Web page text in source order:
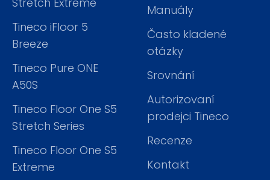
Tineco iFloor 5
Breeze
Tineco Pure ONE
A50S
Tineco Floor One S5
Stretch Series
Tineco Floor One S5
Extreme
Manuály
Často kladené
otázky
Srovnání
Autorizovaní
prodejci Tineco
Recenze
Kontakt